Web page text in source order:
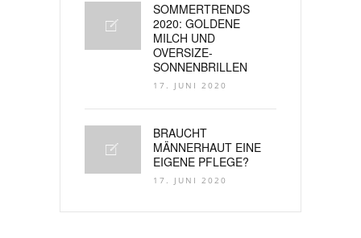
SOMMERTRENDS
2020: GOLDENE
MILCH UND
OVERSIZE-
SONNENBRILLEN
17. JUNI 2020
BRAUCHT
MÄNNERHAUT EINE
EIGENE PFLEGE?
17. JUNI 2020